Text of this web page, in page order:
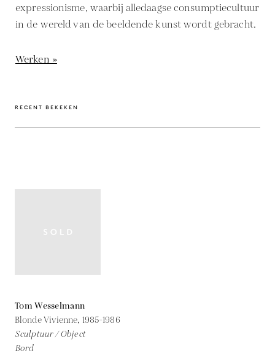
expressionisme, waarbij alledaagse consumptiecultuur
in de wereld van de beeldende kunst wordt gebracht.
Werken »
RECENT BEKEKEN
Tom Wesselmann
Blonde Vivienne, 1985-1986
Sculptuur / Object
Bord